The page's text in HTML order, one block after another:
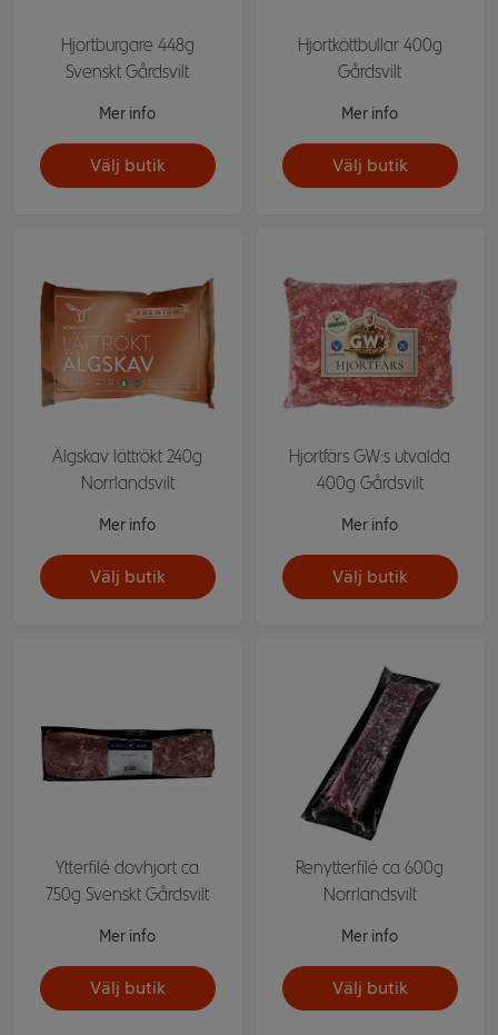
Hjortburgare 448g
Svenskt Gårdsvilt
Mer info
Välj butik
Hjortköttbullar 400g
Gårdsvilt
Mer info
Välj butik
Älgskav lättrökt 240g
Norrlandsvilt
Mer info
Välj butik
Hjortfärs GW:s utvalda
400g Gårdsvilt
Mer info
Välj butik
Ytterfilé dovhjort ca
750g Svenskt Gårdsvilt
Mer info
Välj butik
Renytterfilé ca 600g
Norrlandsvilt
Mer info
Välj butik